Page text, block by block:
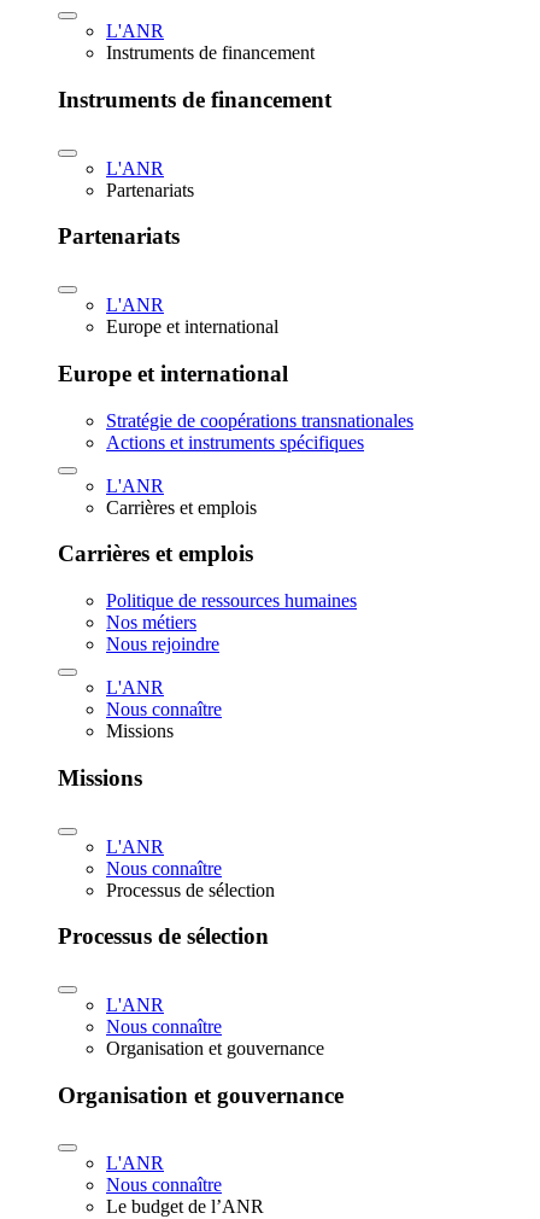
L'ANR
Instruments de financement
Instruments de financement
L'ANR
Partenariats
Partenariats
L'ANR
Europe et international
Europe et international
Stratégie de coopérations transnationales
Actions et instruments spécifiques
L'ANR
Carrières et emplois
Carrières et emplois
Politique de ressources humaines
Nos métiers
Nous rejoindre
L'ANR
Nous connaître
Missions
Missions
L'ANR
Nous connaître
Processus de sélection
Processus de sélection
L'ANR
Nous connaître
Organisation et gouvernance
Organisation et gouvernance
L'ANR
Nous connaître
Le budget de l’ANR